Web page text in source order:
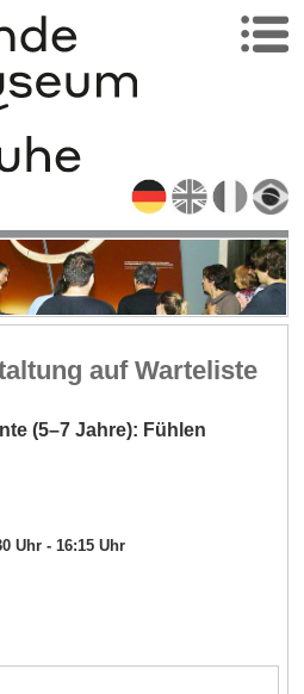
auf Warteliste
(5–7 Jahre): Fühlen
Uhr - 16:15 Uhr